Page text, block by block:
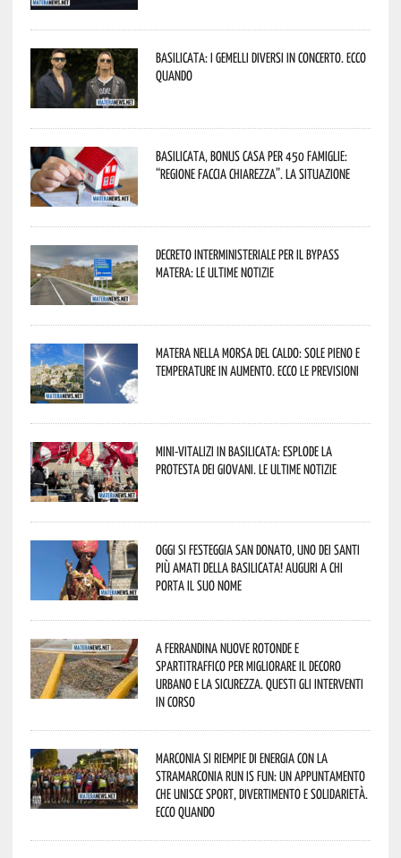
Basilicata: i Gemelli DiVersi in concerto. Ecco
quando
Basilicata, Bonus casa per 450 famiglie:
“Regione faccia chiarezza”. La situazione
Decreto interministeriale per il Bypass
Matera: le ultime notizie
Matera nella morsa del caldo: sole pieno e
temperature in aumento. Ecco le previsioni
Mini-vitalizi in Basilicata: esplode la
protesta dei giovani. Le ultime notizie
Oggi si festeggia San Donato, uno dei Santi
più amati della Basilicata! Auguri a chi
porta il suo nome
A Ferrandina nuove rotonde e
spartitraffico per migliorare il decoro
urbano e la sicurezza. Questi gli interventi
in corso
Marconia si riempie di energia con la
StraMarconia Run is Fun: un appuntamento
che unisce sport, divertimento e solidarietà.
Ecco quando